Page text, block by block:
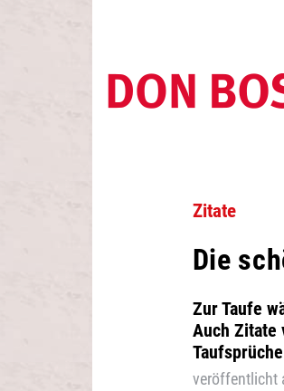
Zitate
Die
Zur Taufe
Auch Zitate
veröffentlicht